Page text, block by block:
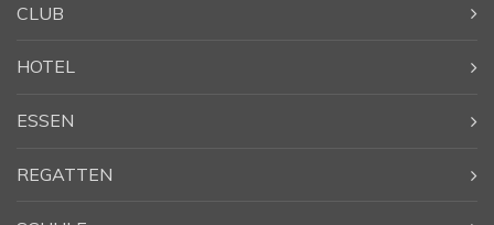
CLUB
HOTEL
ESSEN
REGATTEN